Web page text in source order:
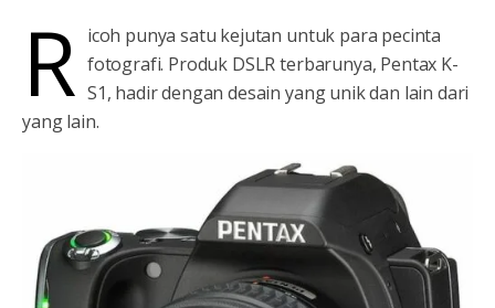
R icoh punya satu kejutan untuk para pecinta
fotografi. Produk DSLR terbarunya, Pentax K-
S1, hadir dengan desain yang unik dan lain dari
yang lain.